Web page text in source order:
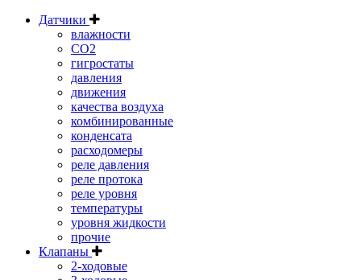
Датчики
влажности
CO2
гигростаты
давления
движения
качества воздуха
комбинированные
конденсата
расходомеры
реле давления
реле протока
реле уровня
температуры
уровня жидкости
прочие
Клапаны
2-ходовые